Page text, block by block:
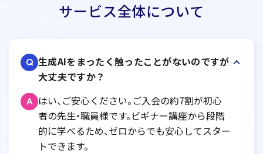
サービス全体について
Q 生成AIをまったく触ったことがないのですが
大丈夫ですか？
A はい、ご安心ください。ご入会の約7割が初心
者の先生・職員様です。ビギナー講座から段階
的に学べるため、ゼロからでも安心してスター
トできます。